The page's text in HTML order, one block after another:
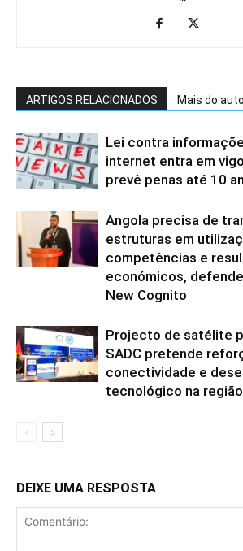
ARTIGOS RELACIONADOS Mais do
Lei contra
internet entra em
prevê penas até 10
Angola precisa de
estruturas em
competências e
económicos,
New Cognito
Projecto de satélite
SADC pretende
conectividade e
tecnológico na região
DEIXE UMA RESPOSTA